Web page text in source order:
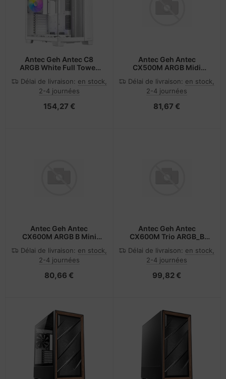
Antec Geh Antec C8
ARGB White Full Tower
Délai de livraison: en stock,
2-4 journées
154,27 €
Antec Geh Antec
CX500M ARGB Midi
Délai de livraison: en stock,
2-4 journées
81,67 €
Antec Geh Antec
CX600M ARGB B Mini
Midi/Minitower - ATX
Délai de livraison: en stock,
2-4 journées
80,66 €
Antec Geh Antec
CX600M Trio ARGB_B
retail
Délai de livraison: en stock,
2-4 journées
99,82 €